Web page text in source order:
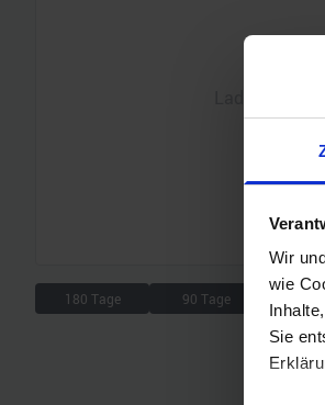
Wir
wie
Sie
180 Tage 90 Tage